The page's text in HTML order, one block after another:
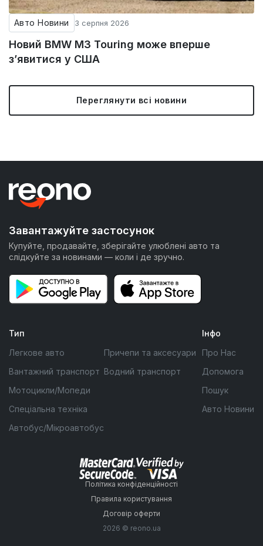
Авто Новини 3 серпня 2026
Новий BMW M3 Touring може вперше
з’явитися у США
Переглянути всі новини
Завантажуйте застосунок
Купуйте, продавайте, зберігайте улюблені авто та
слідкуйте за новинами — коли і де зручно.
Тип
Легкове авто
Вантажний транспорт
Мотоцикли/Мопеди
Спеціальна техніка
Автобус/Мікроавтобус
Причепи та аксесуари
Водний транспорт
Інфо
Про Нас
Допомога
Пошук
Авто Новини
Політика конфіденційності
Правила користування
Договір оферти
2026 © reono.ua